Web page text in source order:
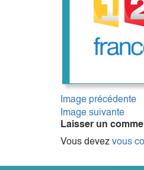
Image précédente
Image suivante
Laisser un
Vous devez vous